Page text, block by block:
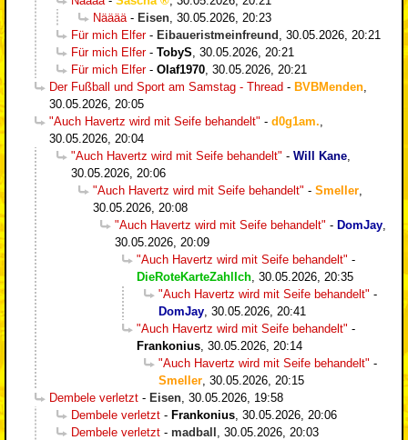
Nääää - Eisen 30.05.2026, 20:23
Für mich Elfer- Eibaueristmeinfreund
30.05.2026, 20:21
Für mich Elfer- TobyS 30.05.2026, 20:21
Für mich Elfer- Olaf1970 30.05.2026, 20:21
Der Fußball und Sport am Samstag - Thread - BVBMenden
30.05.2026, 20:05
"Auch Havertz wird mit Seife behandelt" - d0g1am.
30.05.2026, 20:04
"Auch Havertz wird mit Seife behandelt" - Will Kane
30.05.2026, 20:06
"Auch Havertz wird mit Seife behandelt" - Smeller
30.05.2026, 20:08
"Auch Havertz wird mit Seife behandelt" - DomJay
30.05.2026, 20:09
"Auch Havertz wird mit Seife behandelt" -
DieRoteKarteZahlIch 30.05.2026, 20:35
"Auch Havertz wird mit Seife behandelt" -
DomJay 30.05.2026, 20:41
"Auch Havertz wird mit Seife behandelt" -
Frankonius 30.05.2026, 20:14
"Auch Havertz wird mit Seife behandelt" -
Smeller 30.05.2026, 20:15
Dembele verletzt - Eisen 30.05.2026, 19:58
Dembele verletzt - Frankonius 30.05.2026, 20:06
Dembele verletzt - madball
30.05.2026, 20:03